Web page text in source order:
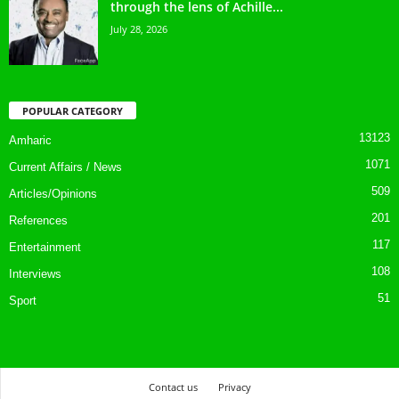
through the lens of Achille...
July 28, 2026
POPULAR CATEGORY
Amharic 13123
Current Affairs / News 1071
Articles/Opinions 509
References 201
Entertainment 117
Interviews 108
Sport 51
Contact us Privacy